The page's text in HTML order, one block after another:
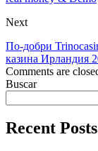
Next
По-добри
казина Ирландия
Comments are
Buscar
Recent Posts